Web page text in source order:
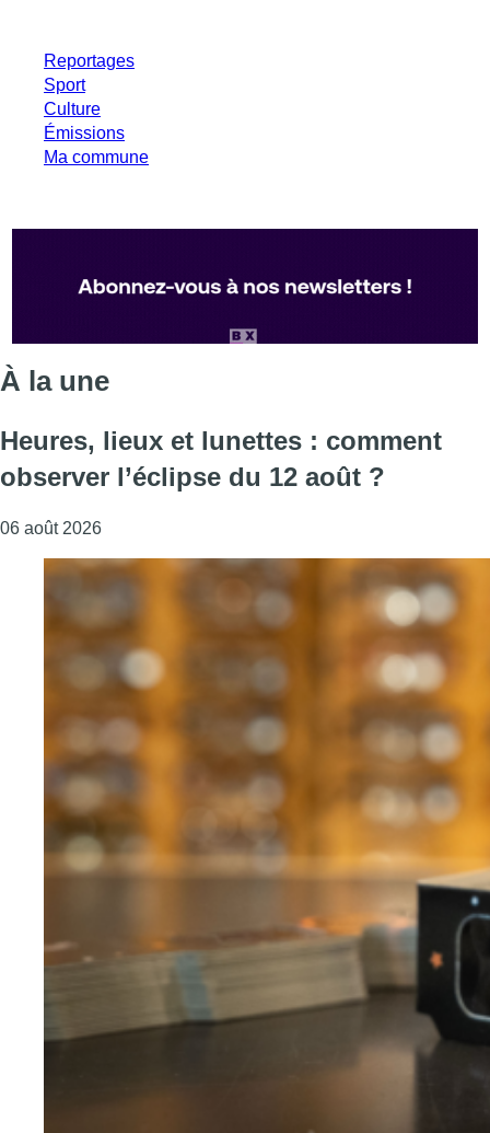
Reportages
Sport
Culture
Émissions
Ma commune
À la une
Heures, lieux et lunettes : comment
observer l’éclipse du 12 août ?
06 août 2026